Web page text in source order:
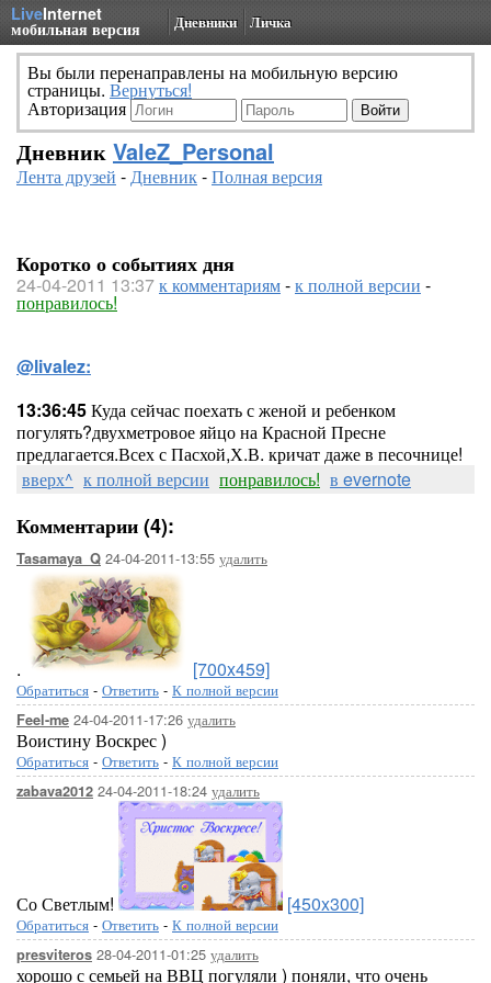
LiveInternet
мобильная версия Дневники Личка
Вы были перенаправлены на мобильную версию
страницы. Вернуться!
Авторизация
Дневник ValeZ_Personal
Лента друзей -Дневник-Полная версия
Коротко о событиях дня
24-04-2011 13:37к комментариям-к полной версии -
понравилось!
@livalez:
13:36:45Куда сейчас поехать с женой и ребенком
погулять?двухметровое яйцо на Красной Пресне
предлагается.Всех с Пасхой,Х.В. кричат даже в песочнице!
вверх^ к полной версии понравилось! в evernote
Комментарии (4):
Tasamaya_Q 24-04-2011-13:55 удалить
. [700x459]
Обратиться - Ответить - К полной версии
Feel-me 24-04-2011-17:26 удалить
Воистину Воскрес )
Обратиться - Ответить - К полной версии
zabava2012 24-04-2011-18:24 удалить
Со Светлым! [450x300]
Обратиться - Ответить - К полной версии
presviteros 28-04-2011-01:25 удалить
хорошо с семьей на ВВЦ погуляли ) поняли, что очень